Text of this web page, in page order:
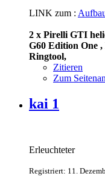
LINK zum :
2 x Pirelli GTI
G60 Edition One
Ringtool,
Zitieren
Zum
kai 1
Erleuchteter
Registriert: 11.